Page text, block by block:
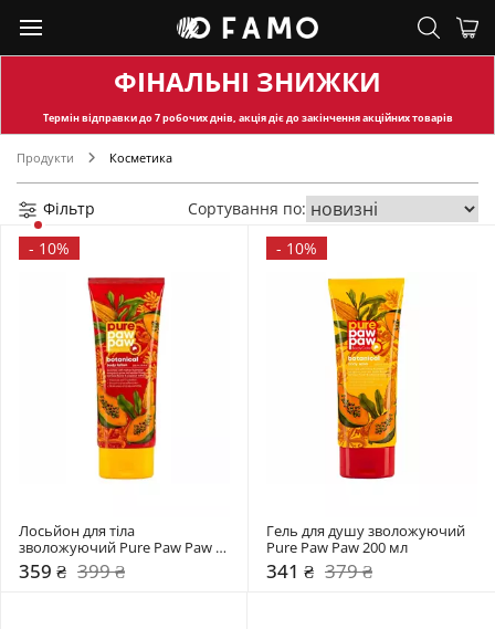
ФІНАЛЬНІ ЗНИЖКИ
Термін відправкидо 7 робочих днів, акція діє до закінчення акційних товарів
Продукти Косметика
Фільтр
Сортування по:
- 10%
Лосьйон для тіла
зволожуючий Pure Paw Paw
200 мл
359 ₴ 399 ₴
- 10%
Гель для душу зволожуючий
Pure Paw Paw 200 мл
341 ₴ 379 ₴